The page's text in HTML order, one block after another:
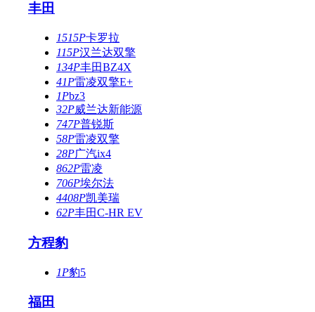
丰田
1515P卡罗拉
115P汉兰达双擎
134P丰田BZ4X
41P雷凌双擎E+
1Pbz3
32P威兰达新能源
747P普锐斯
58P雷凌双擎
28P广汽ix4
862P雷凌
706P埃尔法
4408P凯美瑞
62P丰田C-HR EV
方程豹
1P豹5
福田